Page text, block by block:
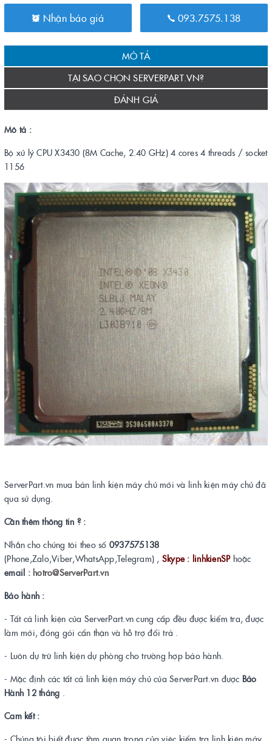
Nhận báo giá 093.7575.138
MÔ TẢ
TẠI SAO CHỌN SERVERPART.VN?
ĐÁNH GIÁ
Mô tả :
Bộ xử lý CPU X3430 (8M Cache, 2.40 GHz) 4 cores 4 threads / socket
1156
ServerPart.vn mua bán linh kiện máy chủ mới và linh kiện máy chủ đã
qua sử dụng.
Cần thêm thông tin ? :
Nhắn cho chúng tôi theo số 0937575138
(Phone,Zalo,Viber,WhatsApp,Telegram) , Skype : linhkienSPhoặc
email : hotro@ServerPart.vn
Bảo hành :
- Tất cả linh kiện của ServerPart.vn cung cấp đều được kiểm tra, được
làm mới, đóng gói cẩn thận và hỗ trợ đổi trả .
- Luôn dự trữ linh kiện dự phòng cho trường hợp bảo hành.
- Mặc định các tất cả linh kiện máy chủ của ServerPart.vn được Bảo
Hành 12 tháng .
Cam kết :